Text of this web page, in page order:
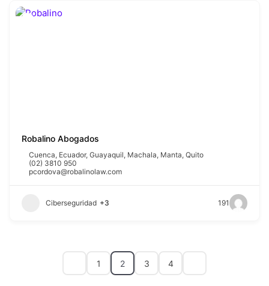
Robalino Abogados
Cuenca, Ecuador, Guayaquil, Machala, Manta, Quito
(02) 3810 950
pcordova@robalinolaw.com
Ciberseguridad +3 191
1 2 3 4